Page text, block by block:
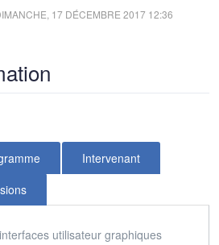
17 DÉCEMBRE 2017 12:36
Intervenant
utilisateur graphiques